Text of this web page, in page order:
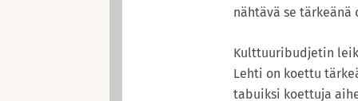
nähtävä se
Kulttuuribudjetin
Lehti on koettu
tabuiksi koettuja